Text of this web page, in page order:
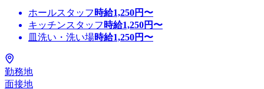
ホールスタッフ 時給1,250円〜
キッチンスタッフ 時給1,250円〜
皿洗い・洗い場時給1,250円〜
勤務地
面接地